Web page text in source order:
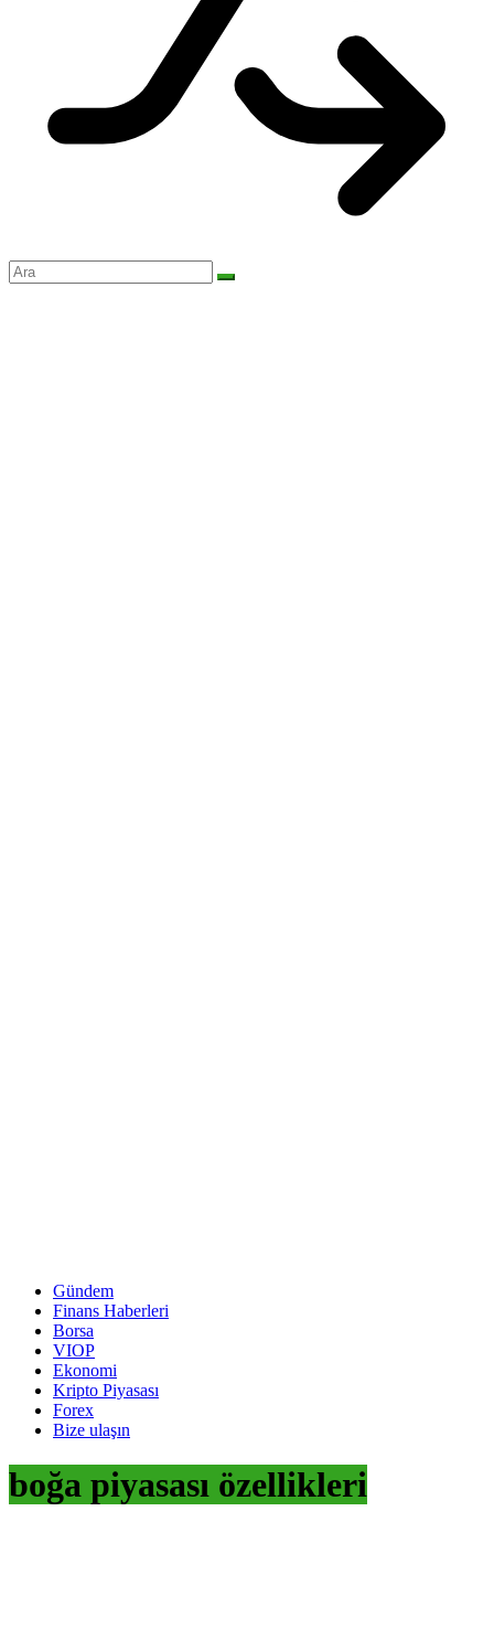
Gündem
Finans Haberleri
Borsa
VIOP
Ekonomi
Kripto Piyasası
Forex
Bize ulaşın
boğa piyasası özellikleri